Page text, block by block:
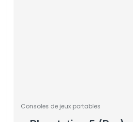
Consoles de jeux portables